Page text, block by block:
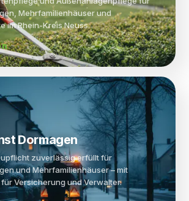
Mehrfamilienhäuser und
im Rhein-Kreis Neuss.
Dormagen
zuverlässig erfüllt für
und Mehrfamilienhäuser – mit
Versicherung und Verwalter.